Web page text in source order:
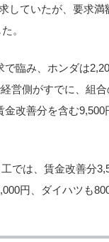
していたが、要求
。
で臨み、ホンダは
営側がすでに、組
改善分を含む
では、賃金改善分
円、ダイハツも